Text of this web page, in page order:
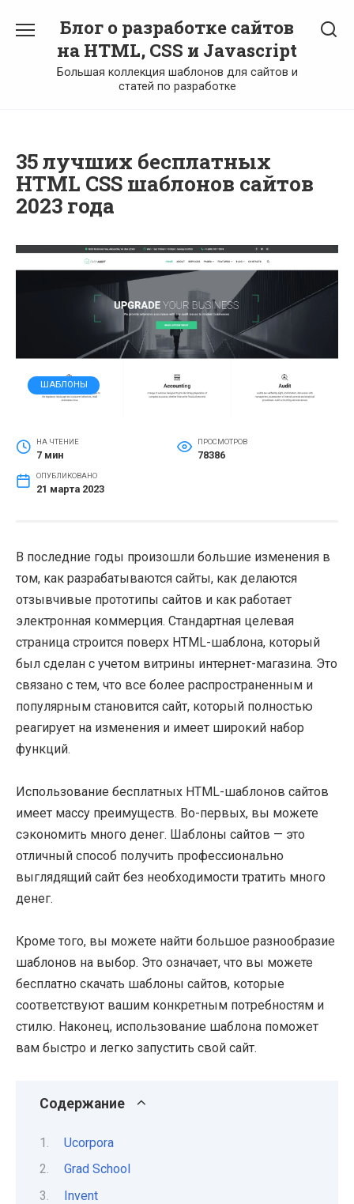
содержанию
Блог о разработке сайтов
на HTML, CSS и Javascript
Большая коллекция шаблонов для сайтов и
статей по разработке
35 лучших бесплатных
HTML CSS шаблонов сайтов
2023 года
ШАБЛОНЫ
НА ЧТЕНИЕ
7 мин
ПРОСМОТРОВ
78386
ОПУБЛИКОВАНО
21 марта 2023
В последние годы произошли большие изменения в
том, как разрабатываются сайты, как делаются
отзывчивые прототипы сайтов и как работает
электронная коммерция. Стандартная целевая
страница строится поверх HTML-шаблона, который
был сделан с учетом витрины интернет-магазина. Это
связано с тем, что все более распространенным и
популярным становится сайт, который полностью
реагирует на изменения и имеет широкий набор
функций.
Использование бесплатных HTML-шаблонов сайтов
имеет массу преимуществ. Во-первых, вы можете
сэкономить много денег. Шаблоны сайтов — это
отличный способ получить профессионально
выглядящий сайт без необходимости тратить много
денег.
Кроме того, вы можете найти большое разнообразие
шаблонов на выбор. Это означает, что вы можете
бесплатно скачать шаблоны сайтов, которые
соответствуют вашим конкретным потребностям и
стилю. Наконец, использование шаблона поможет
вам быстро и легко запустить свой сайт.
Содержание
Ucorpora
Grad School
Invent